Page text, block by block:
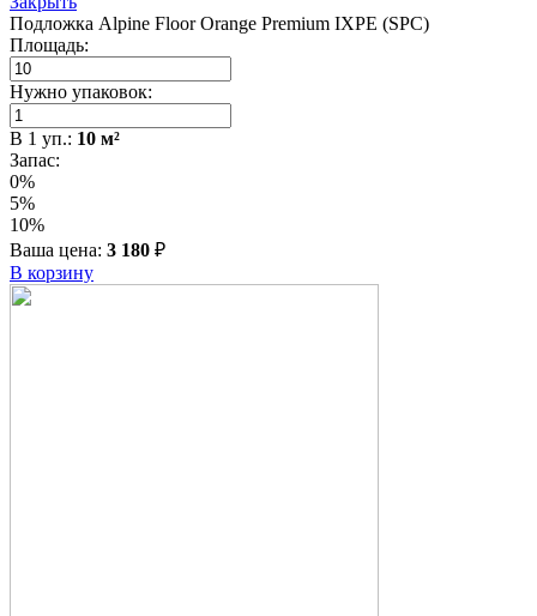
Подложка Alpine Floor Orange Premium IXPE (SPC)
Площадь:
Нужно упаковок:
В 1 уп.: 10 м²
Запас:
0%
5%
10%
Ваша цена: 3 180 ₽
В корзину